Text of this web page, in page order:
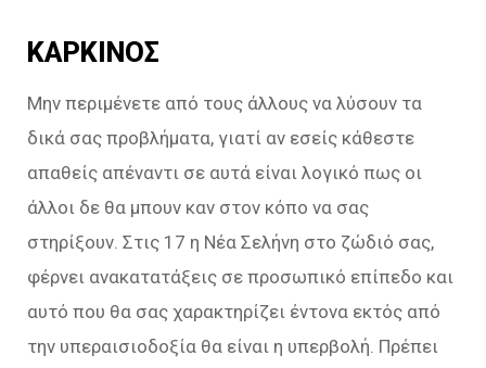
ΚΑΡΚΙΝΟΣ
Μην περιμένετε από τους άλλους να λύσουν τα
δικά σας προβλήματα, γιατί αν εσείς κάθεστε
απαθείς απέναντι σε αυτά είναι λογικό πως οι
άλλοι δε θα μπουν καν στον κόπο να σας
στηρίξουν. Στις 17 η Νέα Σελήνη στο ζώδιό σας,
φέρνει ανακατατάξεις σε προσωπικό επίπεδο και
αυτό που θα σας χαρακτηρίζει έντονα εκτός από
την υπεραισιοδοξία θα είναι η υπερβολή. Πρέπει